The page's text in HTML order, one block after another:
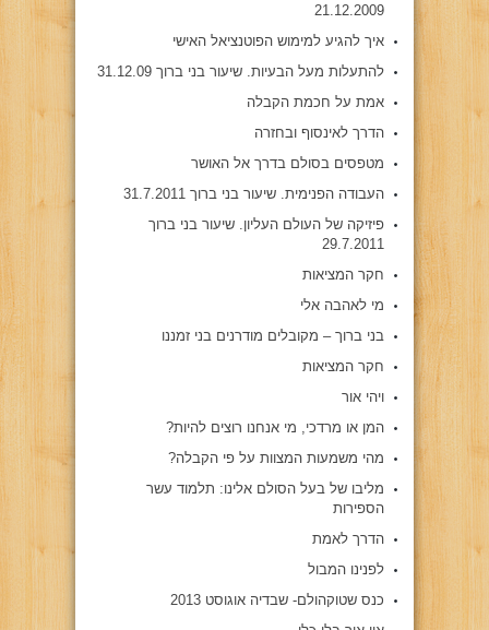
21.12.2009
איך להגיע למימוש הפוטנציאל האישי
להתעלות מעל הבעיות. שיעור בני ברוך 31.12.09
אמת על חכמת הקבלה
הדרך לאינסוף ובחזרה
מטפסים בסולם בדרך אל האושר
העבודה הפנימית. שיעור בני ברוך 31.7.2011
פיזיקה של העולם העליון. שיעור בני ברוך
29.7.2011
חקר המציאות
מי לאהבה אלי
בני ברוך – מקובלים מודרנים בני זמננו
חקר המציאות
ויהי אור
המן או מרדכי, מי אנחנו רוצים להיות?
מהי משמעות המצוות על פי הקבלה?
מליבו של בעל הסולם אלינו: תלמוד עשר
הספירות
הדרך לאמת
לפנינו המבול
כנס שטוקהולם- שבדיה אוגוסט 2013